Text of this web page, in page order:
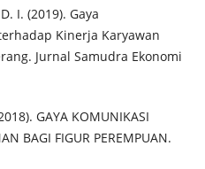
I. (2019). Gaya
Kinerja Karyawan
Jurnal Samudra Ekonomi
GAYA KOMUNIKASI
BAGI FIGUR PEREMPUAN.